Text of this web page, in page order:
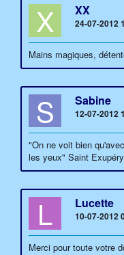
X XX
24-07-2012
Mains magiques,
S Sabine
12-07-2012
"On ne voit bien
les yeux" Saint
L Lucette
10-07-2012
Merci pour toute votre